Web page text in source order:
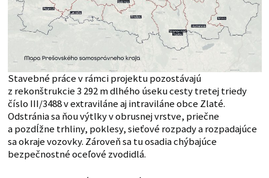
Stavebné práce v rámci projektu pozostávajú
z rekonštrukcie 3 292 m dlhého úseku cesty tretej triedy
číslo III/3488 v extraviláne aj intraviláne obce Zlaté.
Odstránia sa ňou výtlky v obrusnej vrstve, priečne
a pozdĺžne trhliny, poklesy, sieťové rozpady a rozpadajúce
sa okraje vozovky. Zároveň sa tu osadia chýbajúce
bezpečnostné oceľové zvodidlá.